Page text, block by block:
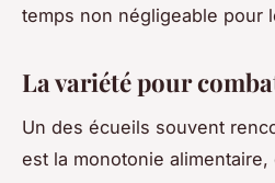
temps non négligeable pour
La variété pour
Un des écueils souvent
est la monotonie